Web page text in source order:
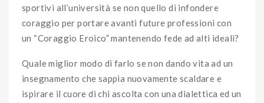
sportivi all’università se non quello di infondere
coraggio per portare avanti future professioni con
un “Coraggio Eroico” mantenendo fede ad alti ideali?
Quale miglior modo di farlo se non dando vita ad un
insegnamento che sappia nuovamente scaldare e
ispirare il cuore di chi ascolta con una dialettica ed un